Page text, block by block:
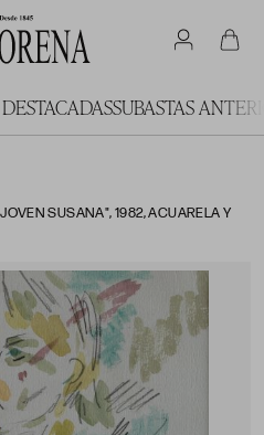
SUBASTAS
SUSANA", 1982, ACUARELA Y